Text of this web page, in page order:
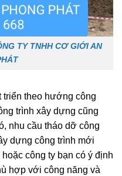
TY TNHH CƠ GIỚI AN
triển theo hướng công
trình xây dựng cũng
nhu cầu tháo dỡ công
dựng công trình mới
công ty bạn có ý định
hợp với công năng và